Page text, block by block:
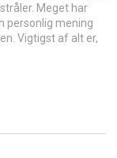
Meget har
personlig mening
Vigtigst af alt er,